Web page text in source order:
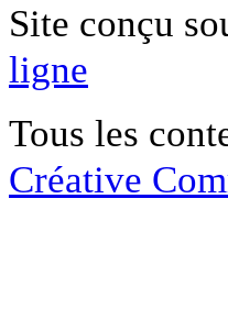
Site conçu
ligne
Tous les
Créative